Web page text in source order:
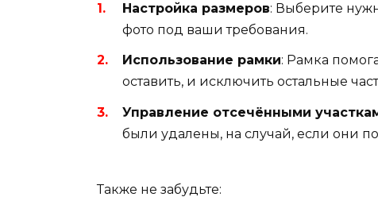
Настройка размеров: Выберите
фото под ваши требования.
Использование рамки: Рамка
оставить, и исключить остальные
Управление отсечёнными
были удалены, на случай, если они
Также не забудьте: